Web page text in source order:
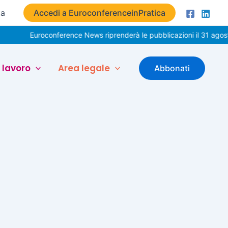
Accedi a EuroconferenceinPratica
Euroconference News riprenderà le pubblicazioni il 31
lavoro Area legale Abbonati